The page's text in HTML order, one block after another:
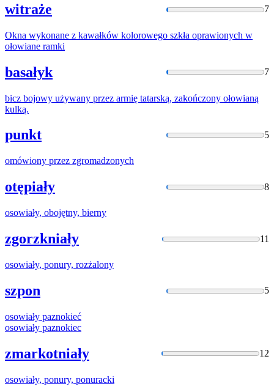
witraże 7
Okna wykonane z kawałków kolorowego szkła oprawionych w
ołowiane ramki
basałyk 7
bicz bojowy używany przez armię tatarską, zakończony ołowianą
kulką.
punkt 5
omówiony przez zgromadzonych
otępiały 8
osowiały, obojętny, bierny
zgorzkniały 11
osowiały, ponury, rozżalony
szpon 5
osowiały paznokieć
osowiały paznokiec
zmarkotniały 12
osowiały, ponury, ponuracki